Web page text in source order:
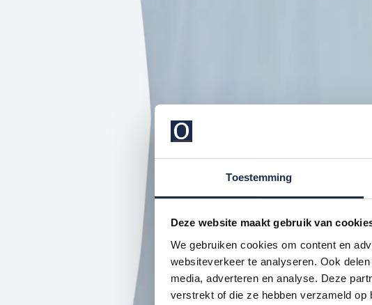
Toestemming
Deze website maakt gebruik van
We gebruiken cookies om content en
websiteverkeer te analyseren. Ook
media, adverteren en analyse. Deze
verstrekt of die ze hebben verzameld